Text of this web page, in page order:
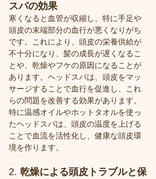
スパの効果
寒くなると血管が収縮し、特に手足や
頭皮の末端部分の血行が悪くなりがち
です。これにより、頭皮の栄養供給が
不十分になり、髪の成長が遅くなるこ
とや、乾燥やフケの原因になることが
あります。ヘッドスパは、頭皮をマッ
サージすることで血行を促進し、これ
らの問題を改善する効果があります。
特に温感オイルやホットタオルを使っ
たヘッドスパは、頭皮の温度を上げる
ことで血流を活性化し、健康な頭皮環
境を作ります。
2. 乾燥による頭皮トラブルと保